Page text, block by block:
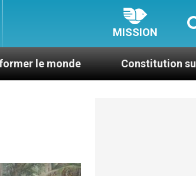
MISSION
Constitution sur la sainte liturgie